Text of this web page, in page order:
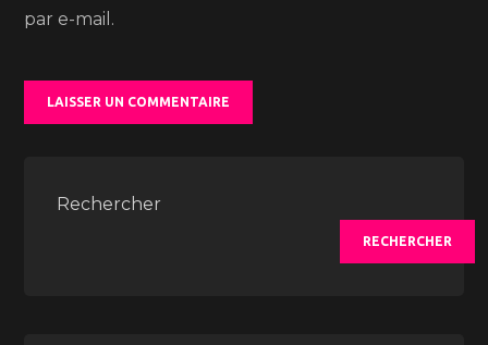
par e-mail.
Rechercher
RECHERCHER